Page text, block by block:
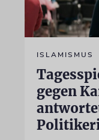
ISLAMISMUS
gegen